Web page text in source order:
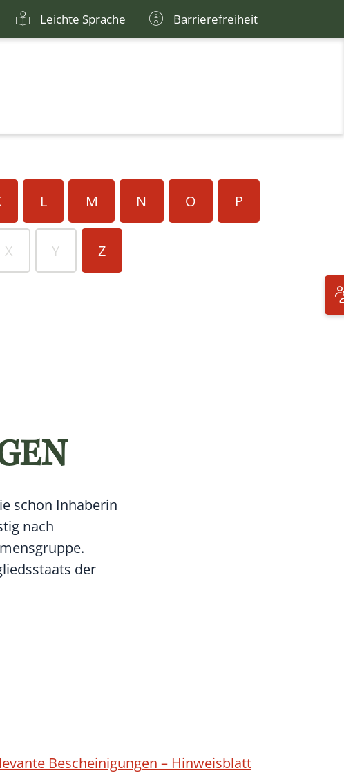
Leichte Sprache Barrierefreiheit
L M N O P
X Y Z
schon Inhaberin
nach
der
Bescheinigungen – Hinweisblatt